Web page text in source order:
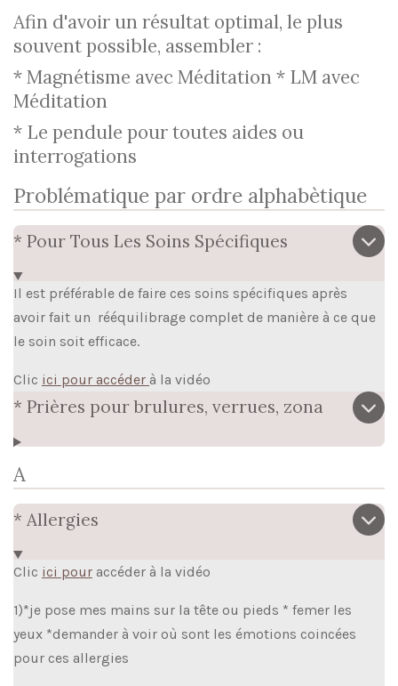
Afin d'avoir un résultat optimal, le plus
souvent possible, assembler :
* Magnétisme avec Méditation * LM avec
Méditation
* Le pendule pour toutes aides ou
interrogations
Problématique par ordre alphabètique
* Pour Tous Les Soins Spécifiques
Il est préférable de faire ces soins spécifiques après
avoir fait un rééquilibrage complet de manière à ce que
le soin soit efficace.
Clic ici pour accéder à la vidéo
* Prières pour brulures, verrues, zona
A
* Allergies
Clic ici pour accéder à la vidéo
1)*je pose mes mains sur la tête ou pieds * femer les
yeux *demander à voir où sont les émotions coincées
pour ces allergies